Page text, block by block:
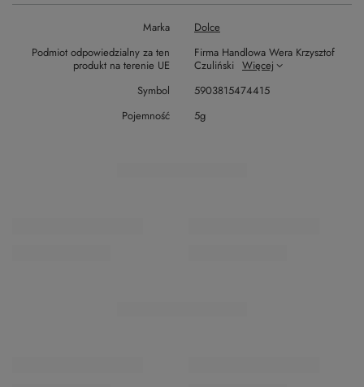
Marka
Dolce
Podmiot odpowiedzialny za ten
produkt na terenie UE
Firma Handlowa Wera Krzysztof
Czuliński Więcej
Symbol
5903815474415
Pojemność
5g